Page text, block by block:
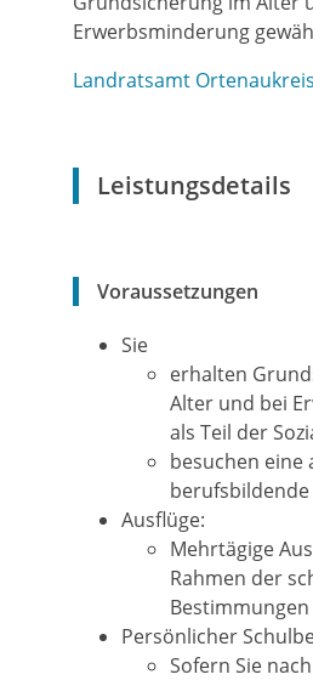
Erwerbsminderung
Landratsamt Ortenaukreis
Leistungsdetails
Voraussetzungen
Sie
erhalten
Alter und bei
als Teil der
besuchen eine
berufsbildende
Ausflüge:
Mehrtägige
Rahmen der
Bestimmungen
Persönlicher
Sofern Sie